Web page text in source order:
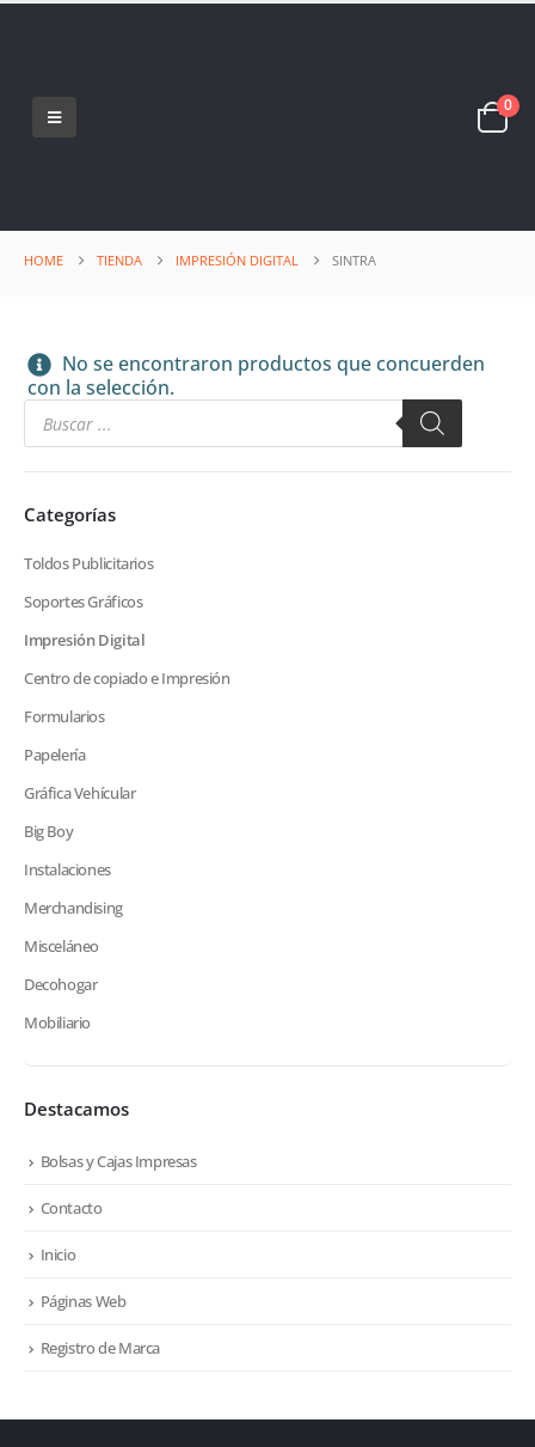
0
HOME TIENDA IMPRESIÓN DIGITAL SINTRA
No se encontraron productos que concuerden
con la selección.
Categorías
Toldos Publicitarios
Soportes Gráficos
Impresión Digital
Centro de copiado e Impresión
Formularios
Papelería
Gráfica Vehícular
Big Boy
Instalaciones
Merchandising
Misceláneo
Decohogar
Mobiliario
Destacamos
Bolsas y Cajas Impresas
Contacto
Inicio
Páginas Web
Registro de Marca